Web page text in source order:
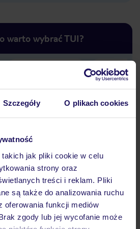
Szczegóły O plikach cookies
jak pliki cookie w celu
strony oraz
treści i reklam. Pliki
są także do analizowania ruchu
oferowania funkcji mediów
zgody lub jej wycofanie może
warto wybrać TUI?
podróży w Polsce